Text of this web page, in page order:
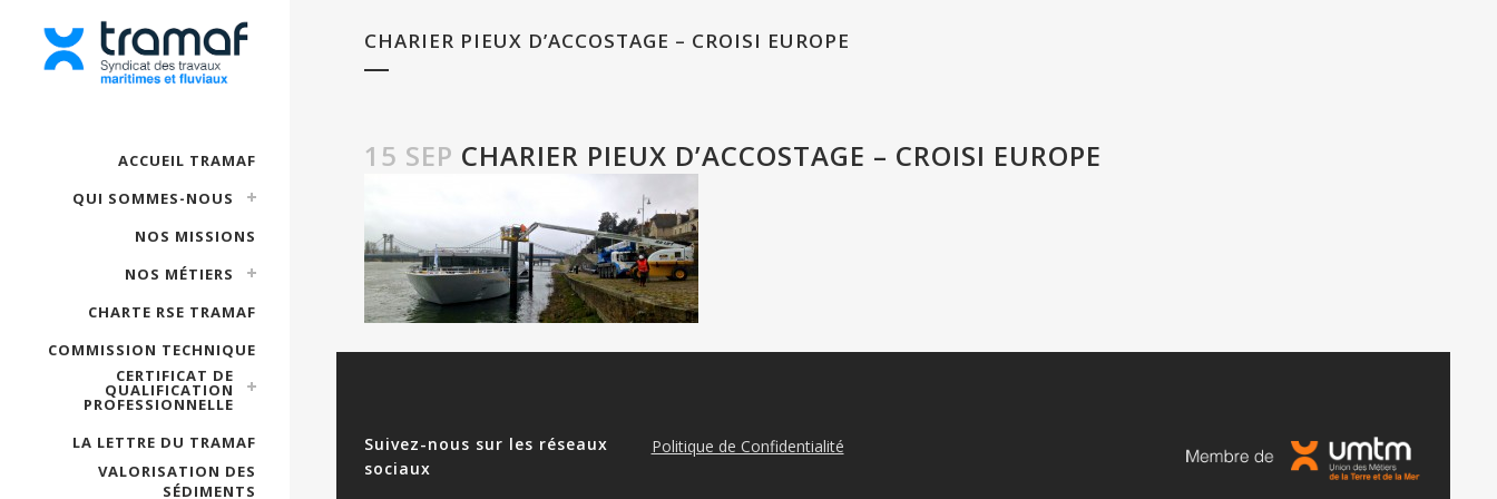
ACCUEIL TRAMAF
QUI SOMMES-NOUS
NOS MISSIONS
NOS MÉTIERS
CHARTE RSE TRAMAF
COMMISSION TECHNIQUE
CERTIFICAT DE
QUALIFICATION
PROFESSIONNELLE
LA LETTRE DU TRAMAF
VALORISATION DES
SÉDIMENTS
CHARIER PIEUX D’ACCOSTAGE – CROISI EUROPE
15 SEP CHARIER PIEUX D’ACCOSTAGE – CROISI EUROPE
Suivez-nous sur les réseaux
sociaux
Politique de Confidentialité